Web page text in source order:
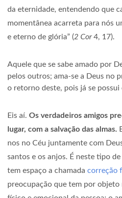
da eternidade, entendendo que
momentânea acarreta para nós
e eterno de glória” (2 Cor4, 17).
Aquele que se sabe amado por
pelos outros; ama-se a Deus no
o retorno deste, pois já se
Eis aí. Os verdadeiros amigos
lugar, com a salvação das almas.
nos no Céu juntamente com
santos e os anjos. É neste tipo
tem espaço a chamada correção
preocupação que tem por